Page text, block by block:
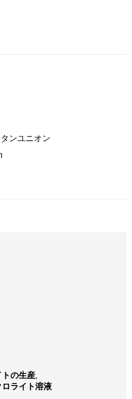
ンユニオン
の生産,
ライト溶液